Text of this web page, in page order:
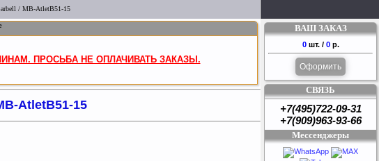
/ MB-AtletB51-15
ПРОСЬБА НЕ ОПЛАЧИВАТЬ ЗАКАЗЫ.
AtletB51-15
ВАШ ЗАКАЗ
0 шт. / 0 р.
Оформить
СВЯЗЬ
+7(495)722-09-31
+7(909)963-93-66
Мессенджеры